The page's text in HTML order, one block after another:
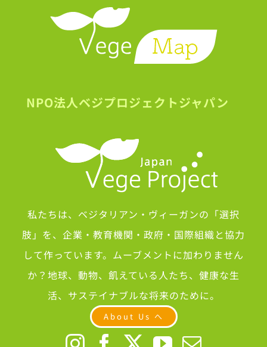
NPO法人ベジプロジェクトジャパン
私たちは、ベジタリアン・ヴィーガンの「選択
肢」を、企業・教育機関・政府・国際組織と協力
して作っています。ムーブメントに加わりません
か？地球、動物、飢えている人たち、健康な生
活、サステイナブルな将来のために。
About Us へ